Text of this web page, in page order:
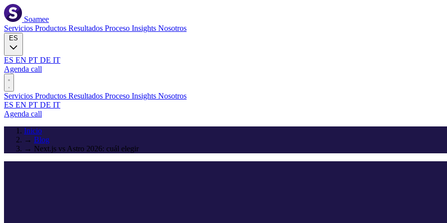
Soamee
Servicios Productos Resultados Proceso Insights Nosotros
ES EN PT DE IT
Agenda call
Servicios Productos Resultados Proceso Insights Nosotros
ES EN PT DE IT
Agenda call
Inicio
→ Blog
→ Next.js vs Astro 2026: cuál elegir